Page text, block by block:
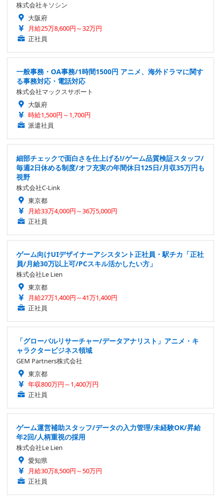
株式会社キソシン
大阪府
月給25万8,600円～32万円
正社員
一般事務・OA事務/1時間1500円 アニメ、海外ドラマに関す
る事務対応・電話対応
株式会社マックスサポート
大阪府
時給1,500円～1,700円
派遣社員
細部チェックで面白さを仕上げる!/ゲーム品質検証スタッフ/
毎週2日休める制度/オフ充実の年間休日125日/月収35万円も
視野
株式会社C-Link
東京都
月給33万4,000円～36万5,000円
正社員
ゲーム向けUIデザイナーアシスタント正社員・駅チカ「正社
員/月給30万以上可/PCスキル活かしたい方」
株式会社Le Lien
東京都
月給27万1,400円～41万1,400円
正社員
「グローバルリサーチャー/データアナリスト」アニメ・キ
ャラクタービジネス領域
GEM Partners株式会社
東京都
年収800万円～1,400万円
正社員
ゲーム運営補助スタッフ/データの入力管理/未経験OK/昇給
年2回/人柄重視の採用
株式会社Le Lien
愛知県
月給30万8,500円～50万円
正社員